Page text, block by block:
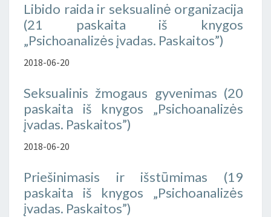
Libido raida ir seksualinė organizacija
(21 paskaita iš knygos
„Psichoanalizės įvadas. Paskaitos”)
2018-06-20
Seksualinis žmogaus gyvenimas (20
paskaita iš knygos „Psichoanalizės
įvadas. Paskaitos”)
2018-06-20
Priešinimasis ir išstūmimas (19
paskaita iš knygos „Psichoanalizės
įvadas. Paskaitos”)